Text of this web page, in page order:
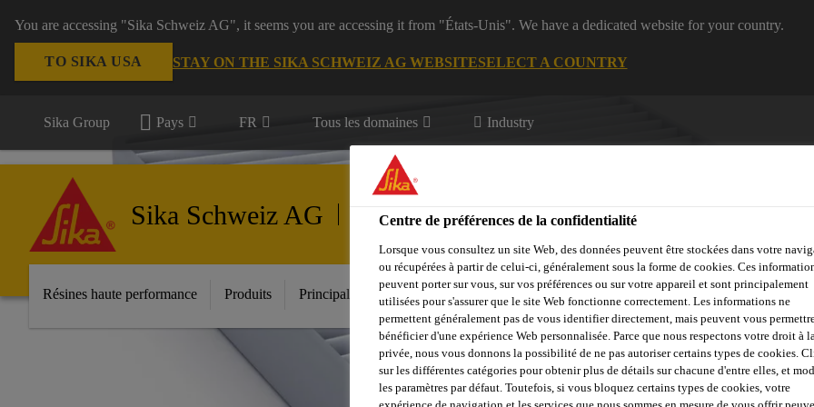
You are accessing "Sika Schweiz AG", it seems you are accessing it from "États-Unis". We have a dedicated website for your country.
TO SIKA USA STAY ON THE SIKA SCHWEIZ AG WEBSITESELECT A COUNTRY
Sika Group Pays FR Tous les domaines Industry
Sika Schweiz AG Résines haute performance
Résines haute performance Produits Principales innovations Service Distributeurs
Centre de préférences de la confidentialité
Lorsque vous consultez un site Web, des données peuvent être stockées dans votre
ou récupérées à partir de celui-ci, généralement sous la forme de cookies. Ces
peuvent porter sur vous, sur vos préférences ou sur votre appareil et sont principalement
utilisées pour s'assurer que le site Web fonctionne correctement. Les informations ne
permettent généralement pas de vous identifier directement, mais peuvent vous
bénéficier d'une expérience Web personnalisée. Parce que nous respectons votre droit à
privée, nous vous donnons la possibilité de ne pas autoriser certains types de cookies.
sur les différentes catégories pour obtenir plus de détails sur chacune d'entre elles, et
les paramètres par défaut. Toutefois, si vous bloquez certains types de cookies, votre